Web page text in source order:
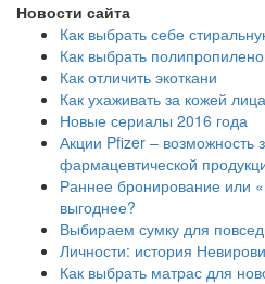
Новости сайта
Как выбрать себе
Как выбрать
Как отличить экоткани
Как ухаживать за кожей лица
Новые сериалы 2016 года
Акции Pfizer – возможность
фармацевтической
Раннее бронирование или
выгоднее?
Выбираем сумку для
Личности: история
Как выбрать матрас для